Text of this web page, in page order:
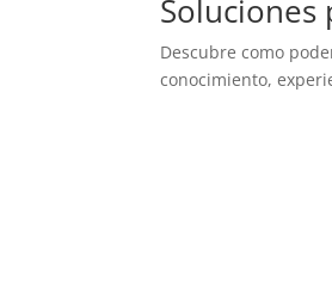
Soluciones
Descubre como
conocimiento,